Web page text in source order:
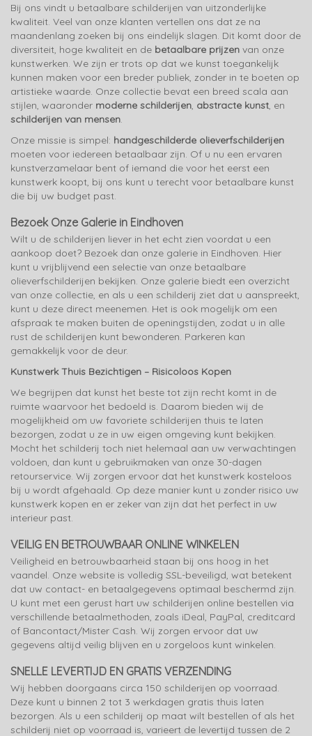
Bij ons vindt u betaalbare schilderijen van uitzonderlijke
kwaliteit. Veel van onze klanten vertellen ons dat ze na
maandenlang zoeken bij ons eindelijk slagen. Dit komt door de
diversiteit, hoge kwaliteit en de betaalbare prijzen van onze
kunstwerken. We zijn er trots op dat we kunst toegankelijk
kunnen maken voor een breder publiek, zonder in te boeten op
artistieke waarde. Onze collectie bevat een breed scala aan
stijlen, waaronder moderne schilderijen, abstracte kunst, en
schilderijen van mensen.
Onze missie is simpel: handgeschilderde olieverfschilderijen
moeten voor iedereen betaalbaar zijn. Of u nu een ervaren
kunstverzamelaar bent of iemand die voor het eerst een
kunstwerk koopt, bij ons kunt u terecht voor betaalbare kunst
die bij uw budget past.
Bezoek Onze Galerie in Eindhoven
Wilt u de schilderijen liever in het echt zien voordat u een
aankoop doet? Bezoek dan onze galerie in Eindhoven. Hier
kunt u vrijblijvend een selectie van onze betaalbare
olieverfschilderijen bekijken. Onze galerie biedt een overzicht
van onze collectie, en als u een schilderij ziet dat u aanspreekt,
kunt u deze direct meenemen. Het is ook mogelijk om een
afspraak te maken buiten de openingstijden, zodat u in alle
rust de schilderijen kunt bewonderen. Parkeren kan
gemakkelijk voor de deur.
Kunstwerk Thuis Bezichtigen – Risicoloos Kopen
We begrijpen dat kunst het beste tot zijn recht komt in de
ruimte waarvoor het bedoeld is. Daarom bieden wij de
mogelijkheid om uw favoriete schilderijen thuis te laten
bezorgen, zodat u ze in uw eigen omgeving kunt bekijken.
Mocht het schilderij toch niet helemaal aan uw verwachtingen
voldoen, dan kunt u gebruikmaken van onze 30-dagen
retourservice. Wij zorgen ervoor dat het kunstwerk kosteloos
bij u wordt afgehaald. Op deze manier kunt u zonder risico uw
kunstwerk kopen en er zeker van zijn dat het perfect in uw
interieur past.
VEILIG EN BETROUWBAAR ONLINE WINKELEN
Veiligheid en betrouwbaarheid staan bij ons hoog in het
vaandel. Onze website is volledig SSL-beveiligd, wat betekent
dat uw contact- en betaalgegevens optimaal beschermd zijn.
U kunt met een gerust hart uw schilderijen online bestellen via
verschillende betaalmethoden, zoals iDeal, PayPal, creditcard
of Bancontact/Mister Cash. Wij zorgen ervoor dat uw
gegevens altijd veilig blijven en u zorgeloos kunt winkelen.
SNELLE LEVERTIJD EN GRATIS VERZENDING
Wij hebben doorgaans circa 150 schilderijen op voorraad.
Deze kunt u binnen 2 tot 3 werkdagen gratis thuis laten
bezorgen. Als u een schilderij op maat wilt bestellen of als het
schilderij niet op voorraad is, varieert de levertijd tussen de 2